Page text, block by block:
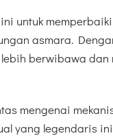
untuk
asmara.
berwibawa dan
mengenai
yang legendaris